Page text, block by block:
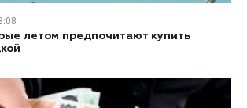
летом предпочитают купить